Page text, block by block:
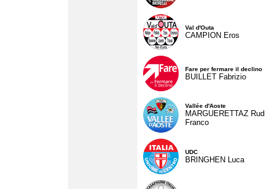
Val d'Outa
CAMPION Eros
Fare per fermare il declino
BUILLET Fabrizio
Vallée d'Aoste
MARGUERETTAZ
Franco
UDC
BRINGHEN Luca